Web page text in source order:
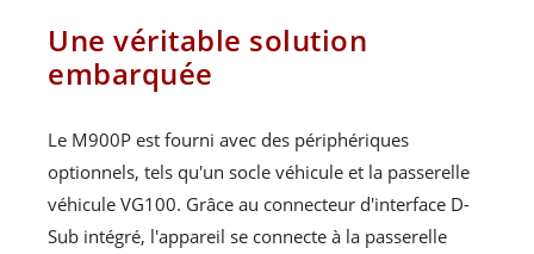
Une véritable solution
embarquée
Le M900P est fourni avec des périphériques
optionnels, tels qu'un socle véhicule et la passerelle
véhicule VG100. Grâce au connecteur d'interface D-
Sub intégré, l'appareil se connecte à la passerelle